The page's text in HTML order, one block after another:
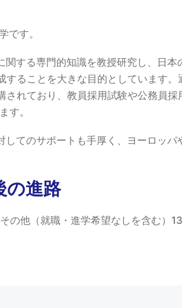
です。
する専門的知識を教授研究し、日本
ることを大きな目的としています。
れており、教員採用試験や公務員採
す。
てのサポートも手厚く、ヨーロッパ
の進路
他（就職・進学希望なしを含む）